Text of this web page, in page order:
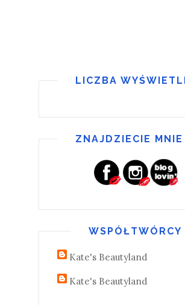
LICZBA
ZNAJDZIECIE
WSPÓŁTWÓRCY
Kate's Beautyland
Kate's Beautyland